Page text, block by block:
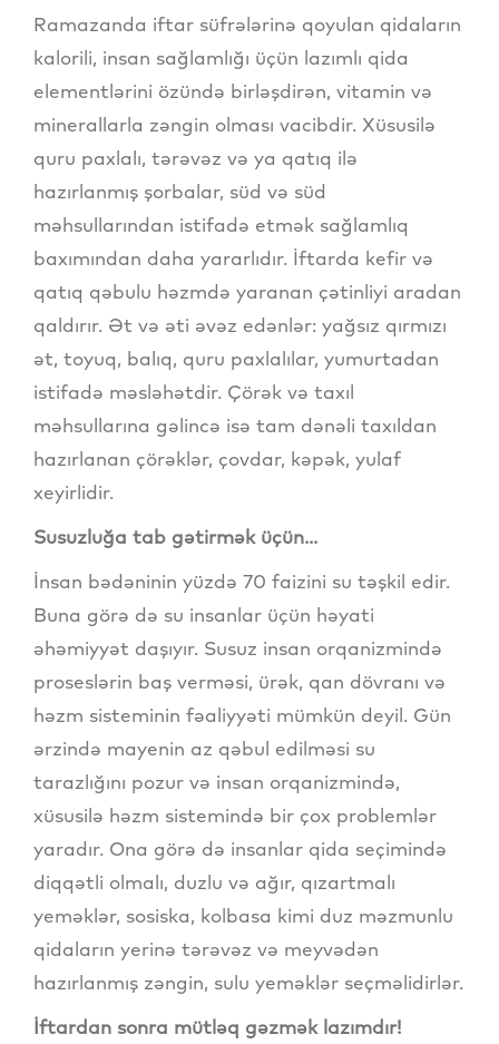
Ramazanda iftar süfrələrinə qoyulan qidaların
kalorili, insan sağlamlığı üçün lazımlı qida
elementlərini özündə birləşdirən, vitamin və
minerallarla zəngin olması vacibdir. Xüsusilə
quru paxlalı, tərəvəz və ya qatıq ilə
hazırlanmış şorbalar, süd və süd
məhsullarından istifadə etmək sağlamlıq
baxımından daha yararlıdır. İftarda kefir və
qatıq qəbulu həzmdə yaranan çətinliyi aradan
qaldırır. Ət və əti əvəz edənlər: yağsız qırmızı
ət, toyuq, balıq, quru paxlalılar, yumurtadan
istifadə məsləhətdir. Çörək və taxıl
məhsullarına gəlincə isə tam dənəli taxıldan
hazırlanan çörəklər, çovdar, kəpək, yulaf
xeyirlidir.
Susuzluğa tab gətirmək üçün...
İnsan bədəninin yüzdə 70 faizini su təşkil edir.
Buna görə də su insanlar üçün həyati
əhəmiyyət daşıyır. Susuz insan orqanizmində
proseslərin baş verməsi, ürək, qan dövranı və
həzm sisteminin fəaliyyəti mümkün deyil. Gün
ərzində mayenin az qəbul edilməsi su
tarazlığını pozur və insan orqanizmində,
xüsusilə həzm sistemində bir çox problemlər
yaradır. Ona görə də insanlar qida seçimində
diqqətli olmalı, duzlu və ağır, qızartmalı
yeməklər, sosiska, kolbasa kimi duz məzmunlu
qidaların yerinə tərəvəz və meyvədən
hazırlanmış zəngin, sulu yeməklər seçməlidirlər.
İftardan sonra mütləq gəzmək lazımdır!